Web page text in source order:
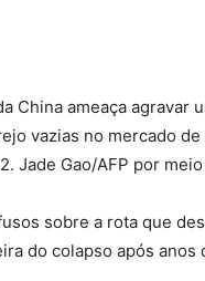
China ameaça agravar
vazias no mercado
Jade Gao/AFP por
sobre a rota que
do colapso após